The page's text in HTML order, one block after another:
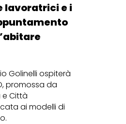
lavoratrici e i
Golinelli ospiterà
promossa da
e Città
ai modelli di